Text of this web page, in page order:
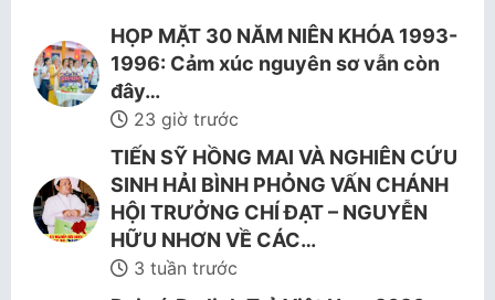
HỌP MẶT 30 NĂM NIÊN KHÓA 1993-
1996: Cảm xúc nguyên sơ vẫn còn
đây…
23 giờ trước
TIẾN SỸ HỒNG MAI VÀ NGHIÊN CỨU
SINH HẢI BÌNH PHỎNG VẤN CHÁNH
HỘI TRƯỞNG CHÍ ĐẠT – NGUYỄN
HỮU NHƠN VỀ CÁC…
3 tuần trước